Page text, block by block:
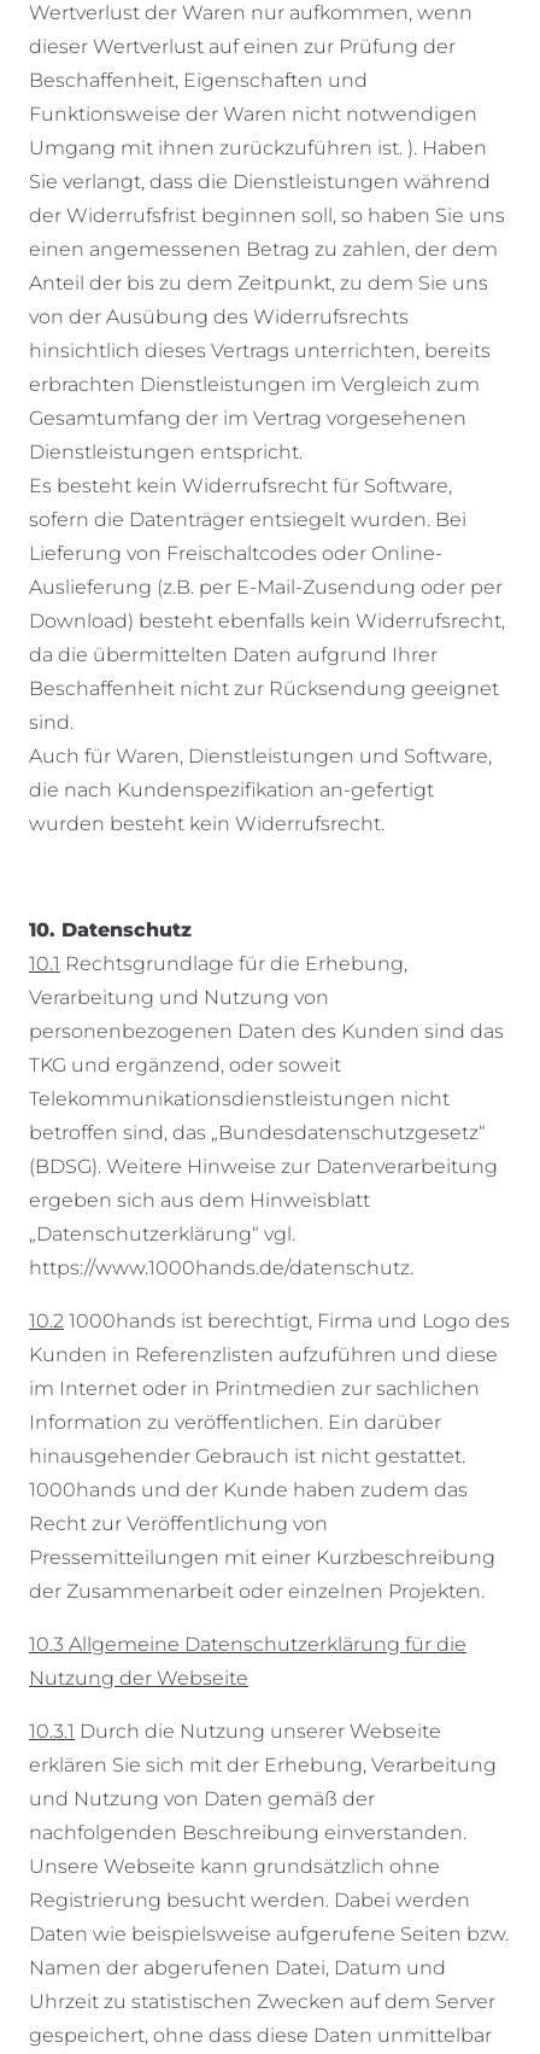
Wertverlust der Waren nur aufkommen, wenn
dieser Wertverlust auf einen zur Prüfung der
Beschaffenheit, Eigenschaften und
Funktionsweise der Waren nicht notwendigen
Umgang mit ihnen zurückzuführen ist. ). Haben
Sie verlangt, dass die Dienstleistungen während
der Widerrufsfrist beginnen soll, so haben Sie uns
einen angemessenen Betrag zu zahlen, der dem
Anteil der bis zu dem Zeitpunkt, zu dem Sie uns
von der Ausübung des Widerrufsrechts
hinsichtlich dieses Vertrags unterrichten, bereits
erbrachten Dienstleistungen im Vergleich zum
Gesamtumfang der im Vertrag vorgesehenen
Dienstleistungen entspricht.
Es besteht kein Widerrufsrecht für Software,
sofern die Datenträger entsiegelt wurden. Bei
Lieferung von Freischaltcodes oder Online-
Auslieferung (z.B. per E-Mail-Zusendung oder per
Download) besteht ebenfalls kein Widerrufsrecht,
da die übermittelten Daten aufgrund Ihrer
Beschaffenheit nicht zur Rücksendung geeignet
sind.
Auch für Waren, Dienstleistungen und Software,
die nach Kundenspezifikation an-gefertigt
wurden besteht kein Widerrufsrecht.
10. Datenschutz
10.1 Rechtsgrundlage für die Erhebung,
Verarbeitung und Nutzung von
personenbezogenen Daten des Kunden sind das
TKG und ergänzend, oder soweit
Telekommunikationsdienstleistungen nicht
betroffen sind, das „Bundesdatenschutzgesetz“
(BDSG). Weitere Hinweise zur Datenverarbeitung
ergeben sich aus dem Hinweisblatt
„Datenschutzerklärung“ vgl.
https://www.1000hands.de/datenschutz.
10.2 1000hands ist berechtigt, Firma und Logo des
Kunden in Referenzlisten aufzuführen und diese
im Internet oder in Printmedien zur sachlichen
Information zu veröffentlichen. Ein darüber
hinausgehender Gebrauch ist nicht gestattet.
1000hands und der Kunde haben zudem das
Recht zur Veröffentlichung von
Pressemitteilungen mit einer Kurzbeschreibung
der Zusammenarbeit oder einzelnen Projekten.
10.3 Allgemeine Datenschutzerklärung für die
Nutzung der Webseite
10.3.1 Durch die Nutzung unserer Webseite
erklären Sie sich mit der Erhebung, Verarbeitung
und Nutzung von Daten gemäß der
nachfolgenden Beschreibung einverstanden.
Unsere Webseite kann grundsätzlich ohne
Registrierung besucht werden. Dabei werden
Daten wie beispielsweise aufgerufene Seiten bzw.
Namen der abgerufenen Datei, Datum und
Uhrzeit zu statistischen Zwecken auf dem Server
gespeichert, ohne dass diese Daten unmittelbar